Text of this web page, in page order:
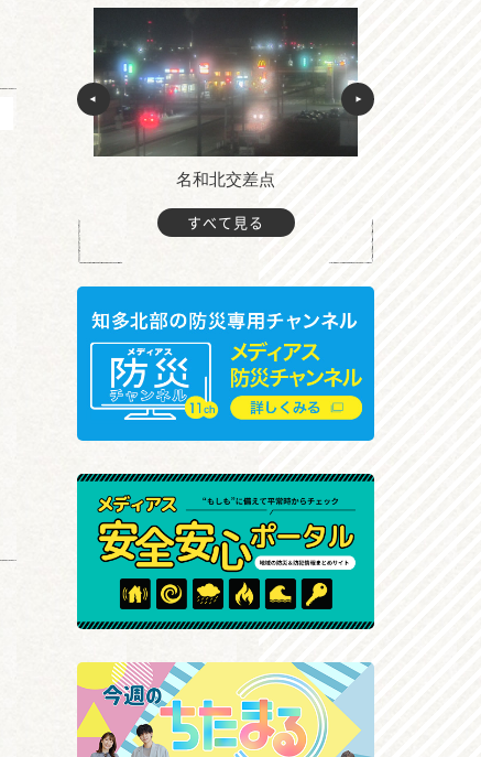
名和北交差点
すべて見る